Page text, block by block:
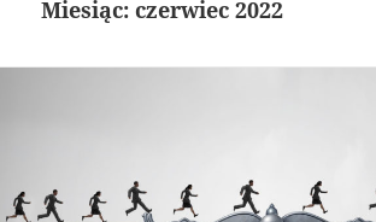
Miesiąc:czerwiec 2022